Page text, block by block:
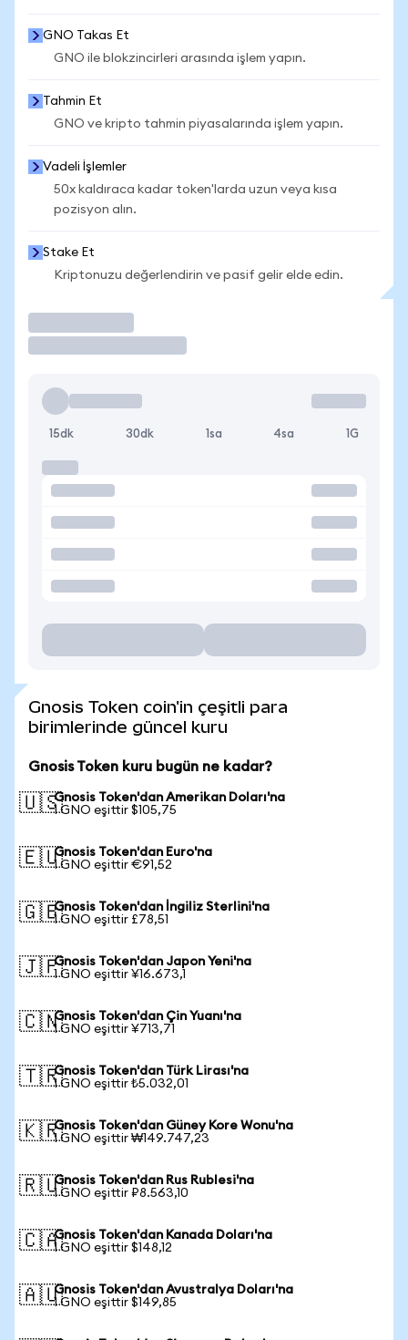
GNO Takas Et
GNO ile blokzincirleri arasında işlem yapın.
Tahmin Et
GNO ve kripto tahmin piyasalarında işlem yapın.
Vadeli İşlemler
50x kaldıraca kadar token'larda uzun veya kısa
pozisyon alın.
Stake Et
Kriptonuzu değerlendirin ve pasif gelir elde edin.
15dk 30dk 1sa 4sa 1G
Gnosis Token coin'in çeşitli para
birimlerinde güncel kuru
Gnosis Token kuru bugün ne kadar?
🇺🇸Gnosis Token'dan Amerikan Doları'na
1 GNO eşittir $105,75
🇪🇺Gnosis Token'dan Euro'na
1 GNO eşittir €91,52
🇬🇧Gnosis Token'dan İngiliz Sterlini'na
1 GNO eşittir £78,51
🇯🇵Gnosis Token'dan Japon Yeni'na
1 GNO eşittir ¥16.673,1
🇨🇳Gnosis Token'dan Çin Yuanı'na
1 GNO eşittir ¥713,71
🇹🇷Gnosis Token'dan Türk Lirası'na
1 GNO eşittir ₺5.032,01
🇰🇷Gnosis Token'dan Güney Kore Wonu'na
1 GNO eşittir ₩149.747,23
🇷🇺Gnosis Token'dan Rus Rublesi'na
1 GNO eşittir ₽8.563,10
🇨🇦Gnosis Token'dan Kanada Doları'na
1 GNO eşittir $148,12
🇦🇺Gnosis Token'dan Avustralya Doları'na
1 GNO eşittir $149,85